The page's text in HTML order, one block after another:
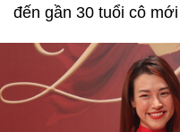
đến gần 30 tuổi cô